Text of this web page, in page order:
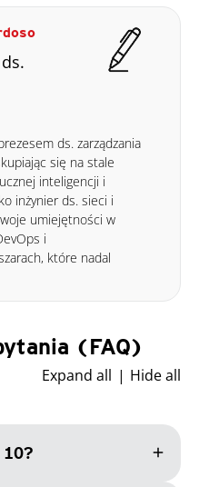
ds. zarządzania
się na stale
inteligencji i
inżynier ds. sieci i
umiejętności w
i
które nadal
(FAQ)
Expand all Hide all
10? add